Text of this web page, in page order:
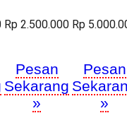
Rp 2.500.000 Rp
Pesan
Sekarang
»
Pesan
»